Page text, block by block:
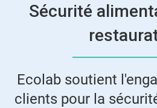
Sécurité
Ecolab soutient
clients pour la